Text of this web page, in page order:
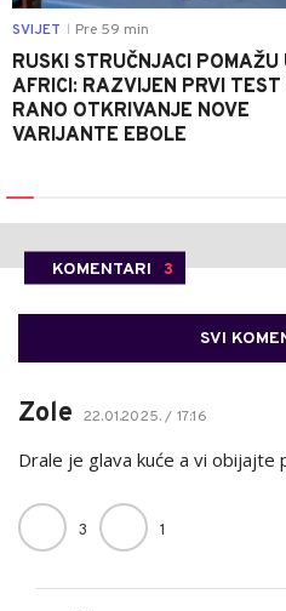
SVIJET Pre 59 min
RUSKI STRUČNJACI POMAŽU
AFRICI: RAZVIJEN PRVI
RANO OTKRIVANJE NOVE
VARIJANTE EBOLE
KOMENTARI 3
SVI
Zole 22.01.2025. / 17:16
Drale je glava kuće a vi obijajte
3 1